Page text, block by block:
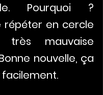
Pourquoi ?
répéter en cercle
mauvaise
nouvelle, ça